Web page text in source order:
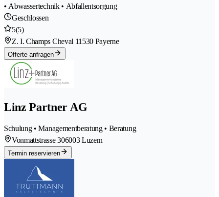
• Abwassertechnik • Abfallentsorgung
Geschlossen
5(5)
Z. I. Champs Cheval 11530 Payerne
Offerte anfragen
Linz Partner AG
Schulung • Managementberatung • Beratung
Vonmattstrasse 306003 Luzern
Termin reservieren